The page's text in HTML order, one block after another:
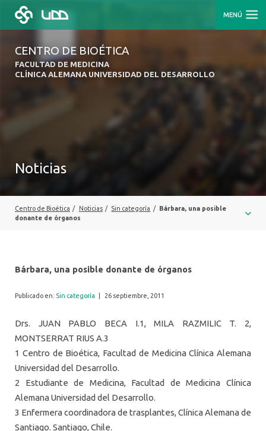
MENÚ
CENTRO DE BIOÉTICA
FACULTAD DE MEDICINA
CLÍNICA ALEMANA UNIVERSIDAD DEL DESARROLLO
Noticias
Centro de Bioética / Noticias / Sin categoría /
Bárbara, una posible
donante de órganos
Bárbara, una posible donante de órganos
Publicado en: Sin categoría 26 septiembre, 2011
Drs. JUAN PABLO BECA I.1, MILA RAZMILIC T. 2,
MONTSERRAT RIUS A.3
1 Centro de Bioética, Facultad de Medicina Clínica Alemana
Universidad del Desarrollo.
2 Estudiante de Medicina, Facultad de Medicina Clínica
Alemana Universidad del Desarrollo.
3 Enfermera coordinadora de trasplantes, Clínica Alemana de
Santiago. Santiago, Chile.